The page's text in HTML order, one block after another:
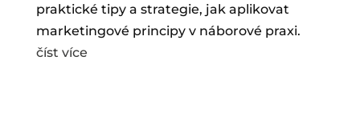
praktické tipy a strategie, jak aplikovat
marketingové principy v náborové praxi.
číst více